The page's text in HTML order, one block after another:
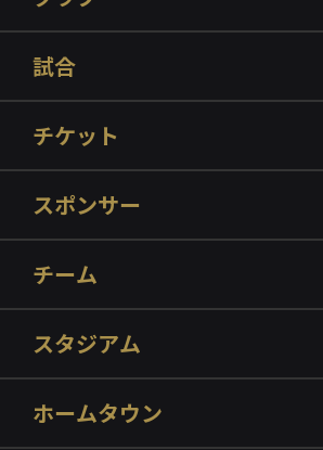
試合
チケット
スポンサー
チーム
スタジアム
ホームタウン